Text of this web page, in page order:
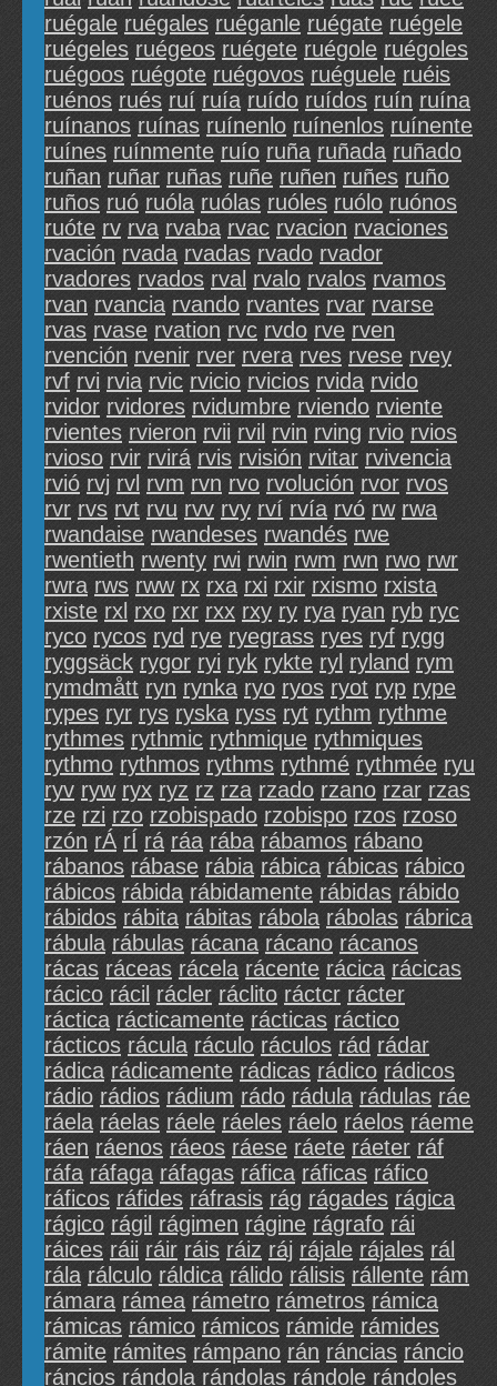
ruégale ruégales ruéganle ruégate ruégele
ruégeles ruégeos ruégete ruégole ruégoles
ruégoos ruégote ruégovos ruéguele ruéis
ruénos rués ruí ruía ruído ruídos ruín ruína
ruínanos ruínas ruínenlo ruínenlos ruínente
ruínes ruínmente ruío ruña ruñada ruñado
ruñan ruñar ruñas ruñe ruñen ruñes ruño
ruños ruó ruóla ruólas ruóles ruólo ruónos
ruóte rv rva rvaba rvac rvacion rvaciones
rvación rvada rvadas rvado rvador
rvadores rvados rval rvalo rvalos rvamos
rvan rvancia rvando rvantes rvar rvarse
rvas rvase rvation rvc rvdo rve rven
rvención rvenir rver rvera rves rvese rvey
rvf rvi rvia rvic rvicio rvicios rvida rvido
rvidor rvidores rvidumbre rviendo rviente
rvientes rvieron rvii rvil rvin rving rvio rvios
rvioso rvir rvirá rvis rvisión rvitar rvivencia
rvió rvj rvl rvm rvn rvo rvolución rvor rvos
rvr rvs rvt rvu rvv rvy rví rvía rvó rw rwa
rwandaise rwandeses rwandés rwe
rwentieth rwenty rwi rwin rwm rwn rwo rwr
rwra rws rww rx rxa rxi rxir rxismo rxista
rxiste rxl rxo rxr rxx rxy ry rya ryan ryb ryc
ryco rycos ryd rye ryegrass ryes ryf rygg
ryggsäck rygor ryi ryk rykte ryl ryland rym
rymdmått ryn rynka ryo ryos ryot ryp rype
rypes ryr rys ryska ryss ryt rythm rythme
rythmes rythmic rythmique rythmiques
rythmo rythmos rythms rythmé rythmée ryu
ryv ryw ryx ryz rz rza rzado rzano rzar rzas
rze rzi rzo rzobispado rzobispo rzos rzoso
rzón rÁ rÍ rá ráa rába rábamos rábano
rábanos rábase rábia rábica rábicas rábico
rábicos rábida rábidamente rábidas rábido
rábidos rábita rábitas rábola rábolas rábrica
rábula rábulas rácana rácano rácanos
rácas ráceas rácela rácente rácica rácicas
rácico rácil rácler ráclito ráctcr rácter
ráctica rácticamente rácticas ráctico
rácticos rácula ráculo ráculos rád rádar
rádica rádicamente rádicas rádico rádicos
rádio rádios rádium rádo rádula rádulas ráe
ráela ráelas ráele ráeles ráelo ráelos ráeme
ráen ráenos ráeos ráese ráete ráeter ráf
ráfa ráfaga ráfagas ráfica ráficas ráfico
ráficos ráfides ráfrasis rág rágades rágica
rágico rágil rágimen rágine rágrafo rái
ráices ráii ráir ráis ráiz ráj rájale rájales rál
rála rálculo ráldica rálido rálisis rállente rám
rámara rámea rámetro rámetros rámica
rámicas rámico rámicos rámide rámides
rámite rámites rámpano rán ráncias ráncio
ráncios rándola rándolas rándole rándoles